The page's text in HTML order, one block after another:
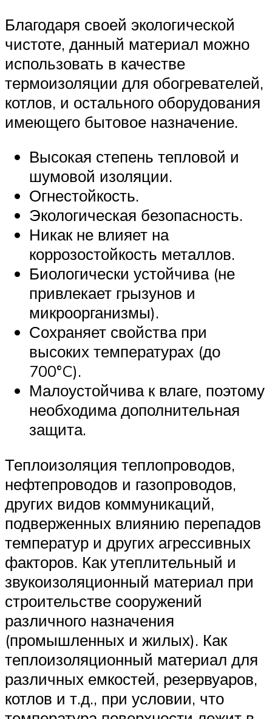
Благодаря своей экологической
чистоте, данный материал можно
использовать в качестве
термоизоляции для обогревателей,
котлов, и остального оборудования
имеющего бытовое назначение.
Высокая степень тепловой и
шумовой изоляции.
Огнестойкость.
Экологическая безопасность.
Никак не влияет на
коррозостойкость металлов.
Биологически устойчива (не
привлекает грызунов и
микроорганизмы).
Сохраняет свойства при
высоких температурах (до
700°C).
Малоустойчива к влаге, поэтому
необходима дополнительная
защита.
Теплоизоляция теплопроводов,
нефтепроводов и газопроводов,
других видов коммуникаций,
подверженных влиянию перепадов
температур и других агрессивных
факторов. Как утеплительный и
звукоизоляционный материал при
строительстве сооружений
различного назначения
(промышленных и жилых). Как
теплоизоляционный материал для
различных емкостей, резервуаров,
котлов и т.д., при условии, что